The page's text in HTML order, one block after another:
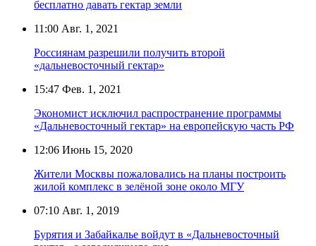
бесплатно давать гектар земли
11:00 Авг. 1, 2021
Россиянам разрешили получить второй
«дальневосточный гектар»
15:47 Фев. 1, 2021
Экономист исключил распространение программы
«Дальневосточный гектар» на европейскую часть РФ
12:06 Июнь 15, 2020
Жители Москвы пожаловались на планы построить
жилой комплекс в зелёной зоне около МГУ
07:10 Авг. 1, 2019
Бурятия и Забайкалье войдут в «Дальневосточный